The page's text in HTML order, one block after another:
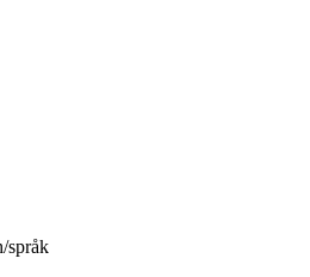
språk